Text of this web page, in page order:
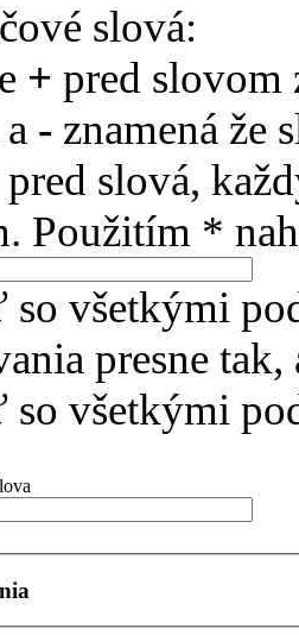
slová:
+ pred slovom
- znamená že
pred slová,
Použitím *
všetkými
presne tak,
všetkými